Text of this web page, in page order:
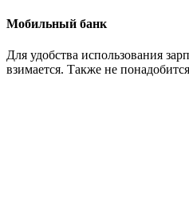
Мобильный банк
Для удобства использования
взимается. Также не